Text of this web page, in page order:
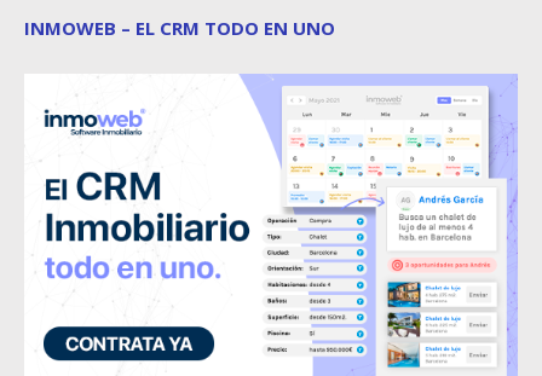
INMOWEB – EL CRM TODO EN UNO